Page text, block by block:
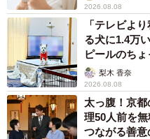
2026.08.08
「テレビよ
る犬に1.4万
ピールのち
梨木 香奈
2026.08.08
太っ腹！京
理50人前を
つながる善意